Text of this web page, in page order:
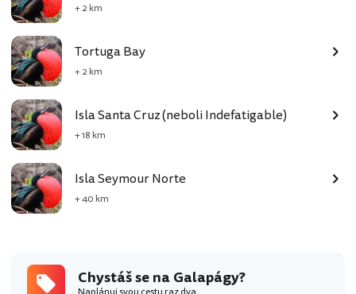
+ 2 km
Tortuga Bay
+ 2 km
Isla Santa Cruz (neboli Indefatigable)
+ 18 km
Isla Seymour Norte
+ 40 km
Chystáš se na Galapágy?